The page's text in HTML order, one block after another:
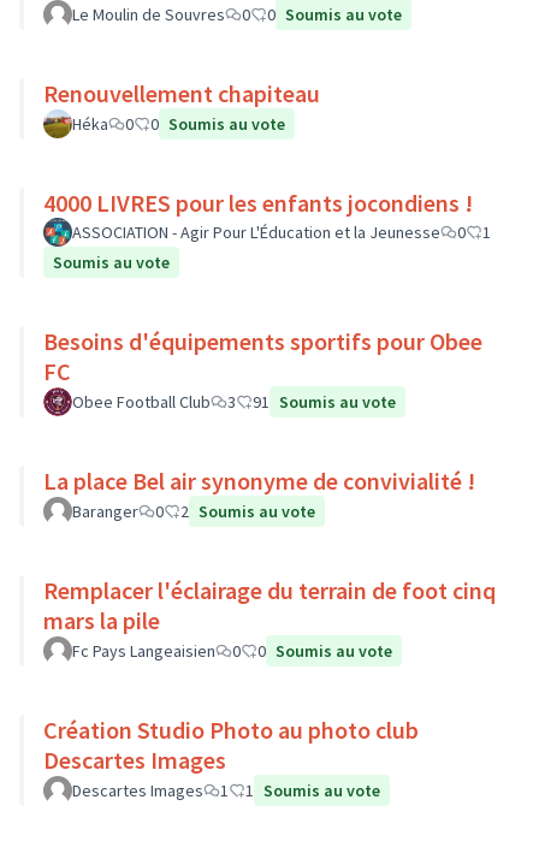
Le Moulin de Souvres 0 0 Soumis au vote
Renouvellement chapiteau
Héka 0 0 Soumis au vote
4000 LIVRES pour les enfants jocondiens !
ASSOCIATION - Agir Pour L'Éducation et la Jeunesse 0
1
Soumis au vote
Besoins d'équipements sportifs pour Obee
FC
Obee Football Club 3 91 Soumis au vote
La place Bel air synonyme de convivialité !
Baranger 0 2 Soumis au vote
Remplacer l'éclairage du terrain de foot cinq
mars la pile
Fc Pays Langeaisien 0 0 Soumis au vote
Création Studio Photo au photo club
Descartes Images
Descartes Images 1 1 Soumis au vote